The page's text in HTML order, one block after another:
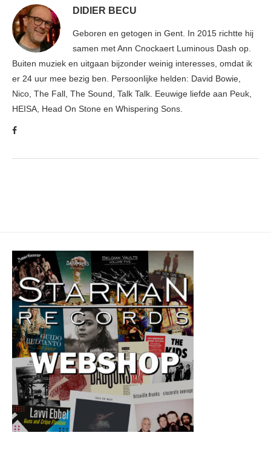
DIDIER BECU
Geboren en getogen in Gent. In 2015 richtte hij
samen met Ann Cnockaert Luminous Dash op.
Buiten muziek en uitgaan bijzonder weinig interesses, omdat ik
er 24 uur mee bezig ben. Persoonlijke helden: David Bowie,
Nico, The Fall, The Sound, Talk Talk. Eeuwige liefde aan Peuk,
HEISA, Head On Stone en Whispering Sons.